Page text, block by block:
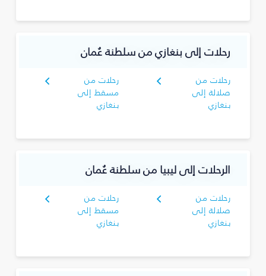
رحلات إلى بنغازي من سلطنة عُمان
رحلات من
صلالة إلى
بنغازي
رحلات من
مسقط إلى
بنغازي
الرحلات إلى ليبيا من سلطنة عُمان
رحلات من
صلالة إلى
بنغازي
رحلات من
مسقط إلى
بنغازي